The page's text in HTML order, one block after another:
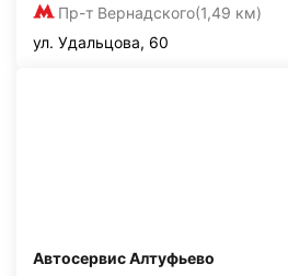
Пр-т Вернадского(1,49 км)
ул. Удальцова, 60
Автосервис Алтуфьево